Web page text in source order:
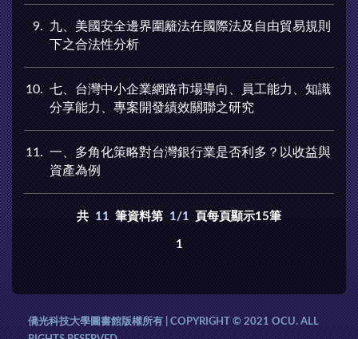
9
九、美國安全邊界圍籬法在國際法及自由貿易規則
下之合法性分析
10
七、台灣中小企業網路市場導向、員工能力、知識
分享能力、專案開發績效關聯之研究
11
一、多角化策略對台灣銀行業是否利多？以收益與
資產為例
共 11 筆資料第 1/1 頁每頁顯示15筆
1
僑光科技大學圖書館版權所有 | COPYRIGHT © 2021 OCU. ALL